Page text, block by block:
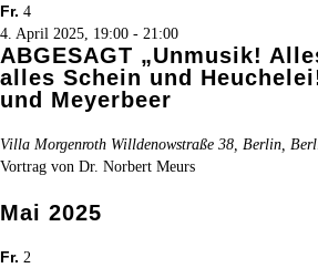
Fr. 4
4. April 2025, 19:00 - 21:00
ABGESAGT „Unmusik!
alles Schein und
und Meyerbeer
Villa Morgenroth Willdenowstraße 38, Berlin,
Vortrag von Dr. Norbert Meurs
Mai 2025
Fr. 2